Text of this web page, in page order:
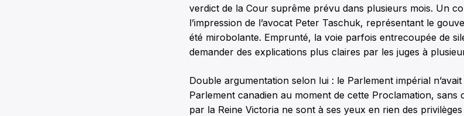
verdict de la Cour suprême prévu dans plusieurs mois. Un
l’impression de l’avocat Peter Taschuk, représentant le
été mirobolante. Emprunté, la voie parfois entrecoupée de
demander des explications plus claires par les juges à
Double argumentation selon lui : le Parlement impérial
Parlement canadien au moment de cette Proclamation, sans
par la Reine Victoria ne sont à ses yeux en rien des privilèges